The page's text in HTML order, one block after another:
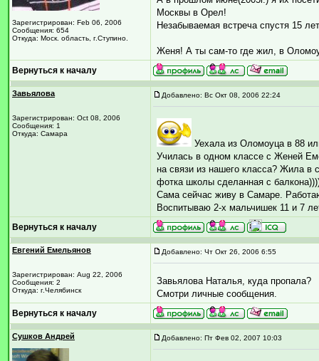
Зарегистрирован: Feb 06, 2006
Сообщения: 654
Откуда: Моск. область, г.Ступино.
Москвы в Орел!
Незабываемая встреча спустя 15
Женя! А ты сам-то где жил, в
Вернуться к началу
Завьялова
Зарегистрирован: Oct 08, 2006
Сообщения: 1
Откуда: Самара
Добавлено: Вс Окт 08, 2006 22:24
Уехала из Оломоуца в 88
Училась в одном классе с Женей
на связи из нашего класса? Жила в
фотка школы сделанная с
Сама сейчас живу в Самаре.
Воспитываю 2-х мальчишек 11 и 7
Вернуться к началу
Евгений Емельянов
Зарегистрирован: Aug 22, 2006
Сообщения: 2
Откуда: г.Челябинск
Добавлено: Чт Окт 26, 2006 6:55
Завьялова Наталья, куда пропала?
Смотри личные сообщения.
Вернуться к началу
Сушков Андрей Добавлено: Пт Фев 02, 2007 10:03